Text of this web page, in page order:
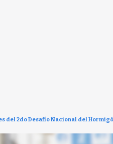
del 2do Desafío Nacional del